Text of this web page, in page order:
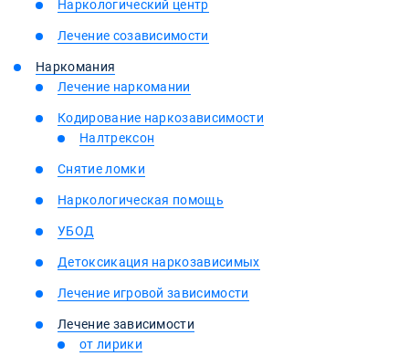
Наркологический центр
Лечение созависимости
Наркомания
Лечение наркомании
Кодирование наркозависимости
Налтрексон
Снятие ломки
Наркологическая помощь
УБОД
Детоксикация наркозависимых
Лечение игровой зависимости
Лечение зависимости
от лирики